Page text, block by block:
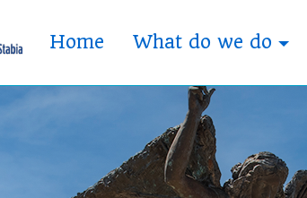
Home What do we do